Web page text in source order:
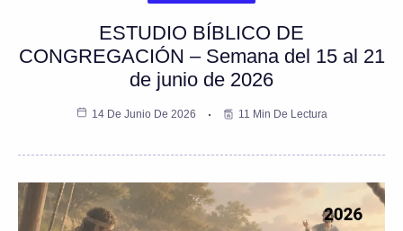
ESTUDIO BÍBLICO DE
CONGREGACIÓN – Semana del 15 al 21
de junio de 2026
14 De Junio De 2026 11 Min De Lectura